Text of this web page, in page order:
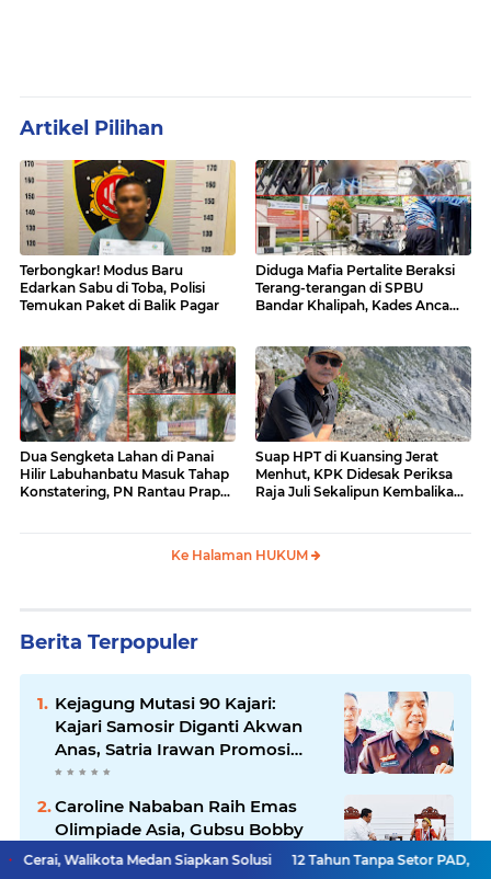
Artikel Pilihan
Terbongkar! Modus Baru
Edarkan Sabu di Toba, Polisi
Temukan Paket di Balik Pagar
Diduga Mafia Pertalite Beraksi
Terang-terangan di SPBU
Bandar Khalipah, Kades Ancam
Dua Sengketa Lahan di Panai
Hilir Labuhanbatu Masuk Tahap
Konstatering, PN Rantau Prapat
Suap HPT di Kuansing Jerat
Menhut, KPK Didesak Periksa
Raja Juli Sekalipun Kembalikan
Ke Halaman HUKUM
Berita Terpopuler
Kejagung Mutasi 90 Kajari:
Kajari Samosir Diganti Akwan
Anas, Satria Irawan Promosi
Kemana?
Caroline Nababan Raih Emas
Olimpiade Asia, Gubsu Bobby
Nasution Apresiasi Beasiswa
Medan Siapkan Solusi 12 Tahun Tanpa Setor PAD, PD AIJ Sumut